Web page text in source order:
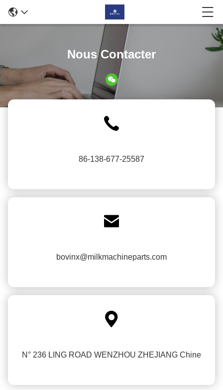
Nous Contacter
86-138-677-25587

bovinx@milkmachineparts.com

N° 236 LING ROAD WENZHOU ZHEJIANG Chine